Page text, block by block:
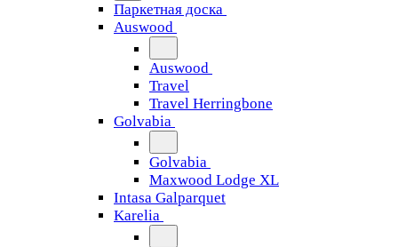
Паркетная доска
Auswood
Auswood
Travel
Travel Herringbone
Golvabia
Golvabia
Maxwood Lodge XL
Intasa Galparquet
Karelia